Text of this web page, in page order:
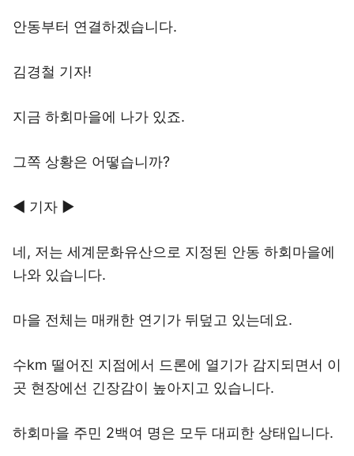
안동부터 연결하겠습니다.
김경철 기자!
지금 하회마을에 나가 있죠.
그쪽 상황은 어떻습니까?
◀ 기자 ▶
네, 저는 세계문화유산으로 지정된 안동 하회마을에
나와 있습니다.
마을 전체는 매캐한 연기가 뒤덮고 있는데요.
수km 떨어진 지점에서 드론에 열기가 감지되면서 이
곳 현장에선 긴장감이 높아지고 있습니다.
하회마을 주민 2백여 명은 모두 대피한 상태입니다.